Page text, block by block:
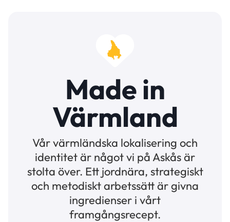
Made in
Värmland
Vår värmländska lokalisering och
identitet är något vi på Askås är
stolta över. Ett jordnära, strategiskt
och metodiskt arbetssätt är givna
ingredienser i vårt
framgångsrecept.